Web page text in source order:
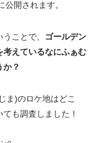
公開されます。
ことで、
ゴールデン
考えているなにふぁむ
？
ま)のロケ地はどこ
も調査しました！